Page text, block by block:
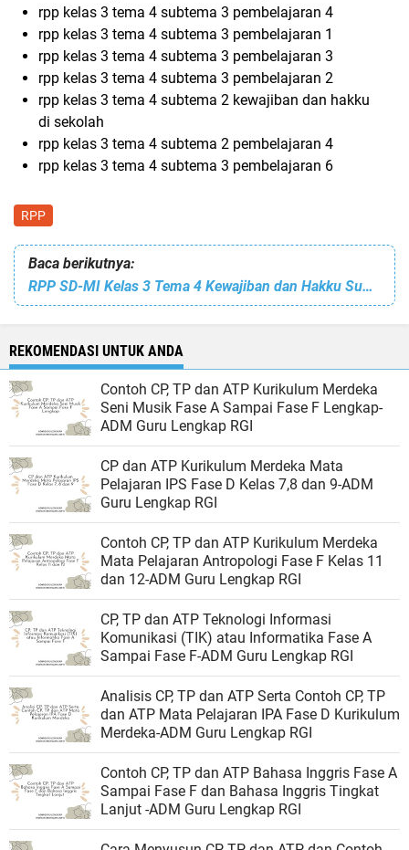
rpp kelas 3 tema 4 subtema 3 pembelajaran 4
rpp kelas 3 tema 4 subtema 3 pembelajaran 1
rpp kelas 3 tema 4 subtema 3 pembelajaran 3
rpp kelas 3 tema 4 subtema 3 pembelajaran 2
rpp kelas 3 tema 4 subtema 2 kewajiban dan hakku
di sekolah
rpp kelas 3 tema 4 subtema 2 pembelajaran 4
rpp kelas 3 tema 4 subtema 3 pembelajaran 6
RPP
Baca berikutnya:
RPP SD-MI Kelas 3 Tema 4 Kewajiban dan Hakku Subtema 4 Kewajiban dan Hakku sebagai Warga Negara-ADM Guru Lengkap RGI
REKOMENDASI UNTUK ANDA
Contoh CP, TP dan ATP Kurikulum Merdeka
Seni Musik Fase A Sampai Fase F Lengkap-
ADM Guru Lengkap RGI
CP dan ATP Kurikulum Merdeka Mata
Pelajaran IPS Fase D Kelas 7,8 dan 9-ADM
Guru Lengkap RGI
Contoh CP, TP dan ATP Kurikulum Merdeka
Mata Pelajaran Antropologi Fase F Kelas 11
dan 12-ADM Guru Lengkap RGI
CP, TP dan ATP Teknologi Informasi
Komunikasi (TIK) atau Informatika Fase A
Sampai Fase F-ADM Guru Lengkap RGI
Analisis CP, TP dan ATP Serta Contoh CP, TP
dan ATP Mata Pelajaran IPA Fase D Kurikulum
Merdeka-ADM Guru Lengkap RGI
Contoh CP, TP dan ATP Bahasa Inggris Fase A
Sampai Fase F dan Bahasa Inggris Tingkat
Lanjut -ADM Guru Lengkap RGI